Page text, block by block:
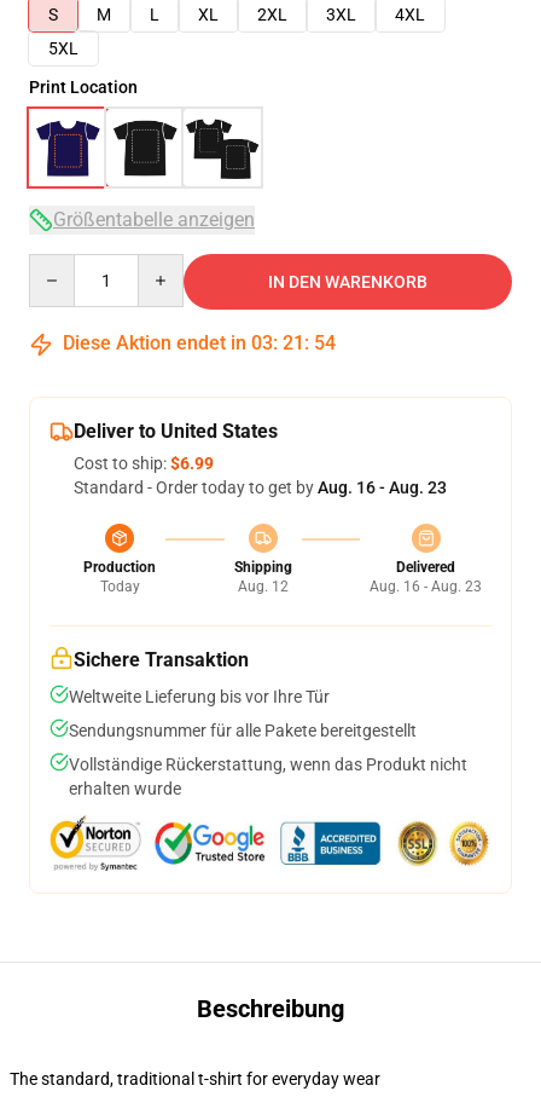
S
M L XL 2XL 3XL
4XL
5XL
Print Location
Größentabelle anzeigen
IN DEN WARENKORB
Diese Aktion endet in 03: 21 : 54
Deliver to United States
Cost to ship:$6.99
Standard - Order today to get byAug. 16 - Aug. 23
Production
Today
Shipping
Aug. 12
Delivered
Aug. 16 - Aug. 23
Sichere Transaktion
Weltweite Lieferung bis vor Ihre Tür
Sendungsnummer für alle Pakete bereitgestellt
Vollständige Rückerstattung, wenn das Produkt nicht
erhalten wurde
Beschreibung
The standard, traditional t-shirt for everyday wear